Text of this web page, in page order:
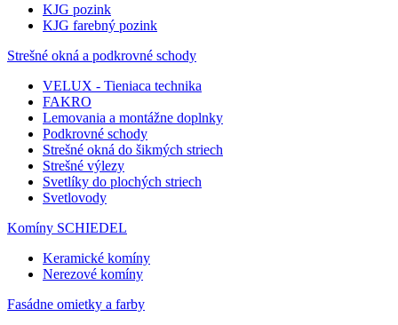
KJG pozink
KJG farebný pozink
Strešné okná a podkrovné schody
VELUX - Tieniaca technika
FAKRO
Lemovania a montážne doplnky
Podkrovné schody
Strešné okná do šikmých striech
Strešné výlezy
Svetlíky do plochých striech
Svetlovody
Komíny SCHIEDEL
Keramické komíny
Nerezové komíny
Fasádne omietky a farby